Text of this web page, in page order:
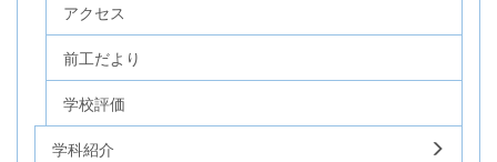
アクセス
前工だより
学校評価
学科紹介